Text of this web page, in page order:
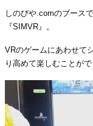
しのびや.comのブース
『SIMVR』。
VRのゲームにあわせて
り高めて楽しむことがで